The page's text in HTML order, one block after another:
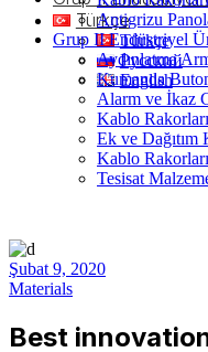
Türkçe
Türkçe
Русский
English
Antigrizu
Grup II Endüstriyel
Aydınlatma
Kumanda
Alarm ve İkaz
Kablo Rakorları
Ek ve Dağıtım
Kablo Rakorları
Tesisat
Şubat 9, 2020
Materials
Best